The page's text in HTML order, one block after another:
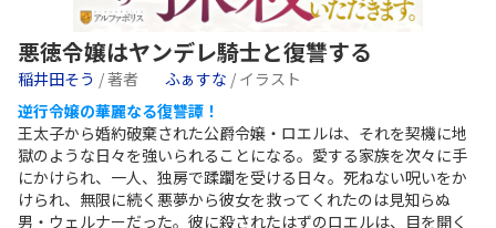
悪徳令嬢はヤンデレ騎士と復讐する
稲井田そう / 著者 ふぁすな / イラスト
逆行令嬢の華麗なる復讐譚！
王太子から婚約破棄された公爵令嬢・ロエルは、それを契機に地
獄のような日々を強いられることになる。愛する家族を次々に手
にかけられ、一人、独房で蹂躙を受ける日々。死ねない呪いをか
けられ、無限に続く悪夢から彼女を救ってくれたのは見知らぬ
男・ウェルナーだった。彼に殺されたはずのロエルは、目を開く